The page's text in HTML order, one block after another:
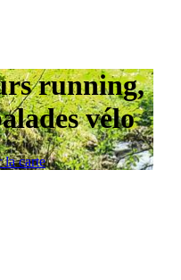
running,
vélo
la carte